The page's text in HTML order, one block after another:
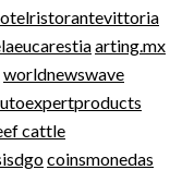
arting.mx
worldnewswave
cattle
coinsmonedas